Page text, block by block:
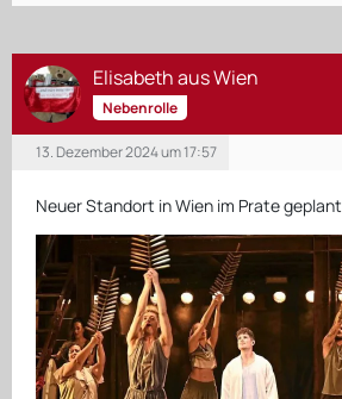
Elisabeth aus Wien
Nebenrolle
13. Dezember 2024 um 17:57
Neuer Standort in Wien im Prate geplant